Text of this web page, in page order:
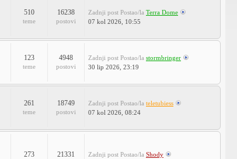
510
teme
16238
postovi
Zadnji post Postao/la Terra Dome
07 kol 2026, 10:55
123
teme
4948
postovi
Zadnji post Postao/la stormbringer
30 lip 2026, 23:19
261
teme
18749
postovi
Zadnji post Postao/la teletubiess
07 kol 2026, 08:24
273 21331 Zadnji post Postao/la Shody